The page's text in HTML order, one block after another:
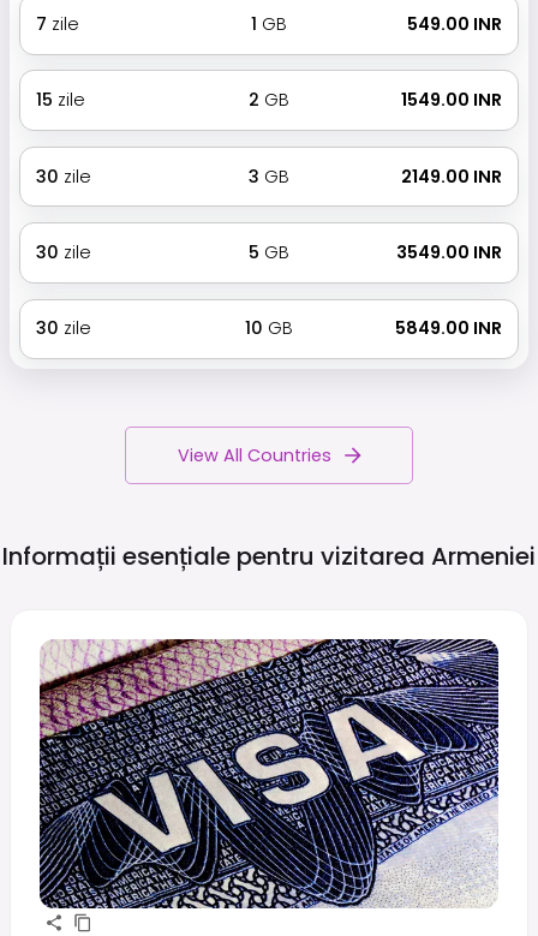
7 zile 1 GB ₹ 549.00 INR
15 zile 2 GB ₹ 1549.00 INR
30 zile 3 GB ₹ 2149.00 INR
30 zile 5 GB ₹ 3549.00 INR
30 zile 10 GB ₹ 5849.00 INR
View All Countries
Informații esențiale pentru vizitarea Armeniei